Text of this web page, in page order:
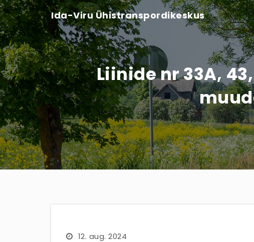
Ida-Viru Ühistranspordikeskus
Liinide nr 33A,
12. aug. 2024